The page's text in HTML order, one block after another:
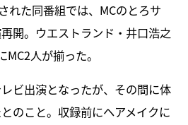
れた同番組では、MCのとろサ
開。ウエストランド・井口浩之
人が揃った。
ビ出演となったが、その間に体
のこと。収録前にヘアメイクに